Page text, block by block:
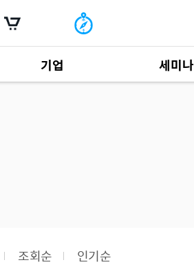
기업 세미나
조회순 인기순